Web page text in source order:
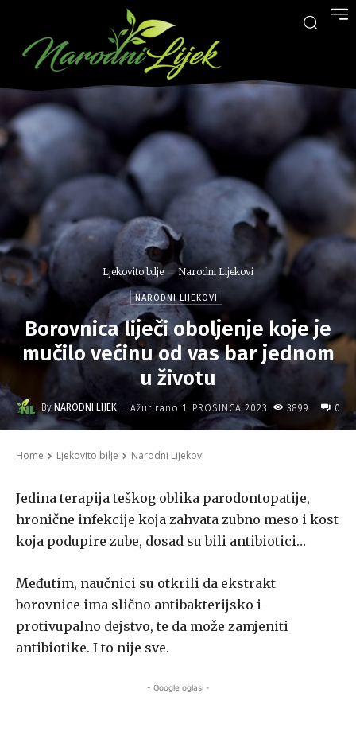
Ljekovito bilje Narodni Lijekovi
NARODNI LIJEKOVI
Borovnica liječi oboljenje koje je
mučilo većinu od vas bar jednom
u životu
By NARODNI LIJEK - Ažurirano 1. PROSINCA 2023. 3899 0
Home Ljekovito bilje Narodni Lijekovi
Jedina terapija teškog oblika parodontopatije,
hronične infekcije koja zahvata zubno meso i kost
koja podupire zube, dosad su bili antibiotici…
Međutim, naučnici su otkrili da ekstrakt
borovnice ima slično antibakterijsko i
protivupalno dejstvo, te da može zamjeniti
antibiotike. I to nije sve.
- Google oglasi -